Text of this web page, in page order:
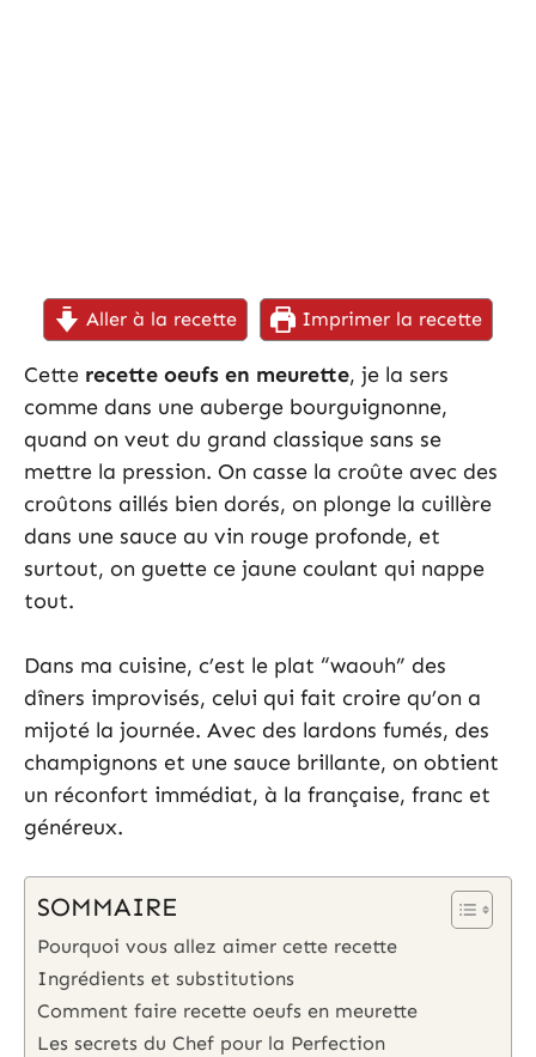
Aller à la recette Imprimer la recette
Cette recette oeufs en meurette, je la sers
comme dans une auberge bourguignonne,
quand on veut du grand classique sans se
mettre la pression. On casse la croûte avec des
croûtons aillés bien dorés, on plonge la cuillère
dans une sauce au vin rouge profonde, et
surtout, on guette ce jaune coulant qui nappe
tout.
Dans ma cuisine, c’est le plat “waouh” des
dîners improvisés, celui qui fait croire qu’on a
mijoté la journée. Avec des lardons fumés, des
champignons et une sauce brillante, on obtient
un réconfort immédiat, à la française, franc et
généreux.
SOMMAIRE
Pourquoi vous allez aimer cette recette
Ingrédients et substitutions
Comment faire recette oeufs en meurette
Les secrets du Chef pour la Perfection